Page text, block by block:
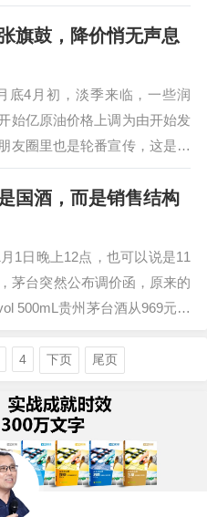
那么，说到涨价，官方给出的
就是成本在上涨、物流费用高
装耗材费用提升，利润被不断
结起来大致可以分为四大类：
本。只要是有心人就会知道，
牵强…
旗鼓，降价悄无声息
底4月初，淡季来临，一些润
始亿原油价格上调为由开始发
友圈里也是轮番宣传，这是很
，因为，降价时从来就悄无声
明对比。2020年，经济停摆，
积压，市面上产品价格一降再
也不断下调，不要说车用油，
也是价格跳水，比如长城的液
国酒，而是销售结构
1日晚上12点，也可以说是11
茅台突然公布调价函，原来的
500mL贵州茅台酒从969元提
地位来收割韭菜，越涨价，茅
以增加营收、提升利润、提振
百利而…
4 下页 尾页